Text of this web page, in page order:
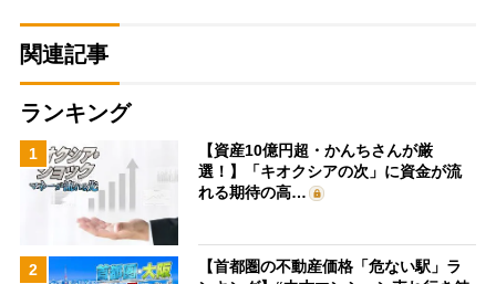
関連記事
ランキング
1
【資産10億円超・かんちさんが厳
選！】「キオクシアの次」に資金が流
れる期待の高…
2
【首都圏の不動産価格「危ない駅」ラ